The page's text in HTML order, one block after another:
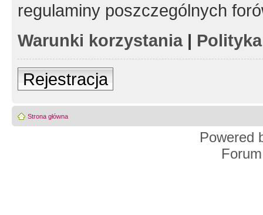
regulaminy poszczególnych
Warunki korzystania|
Rejestracja
Strona główna
Powered